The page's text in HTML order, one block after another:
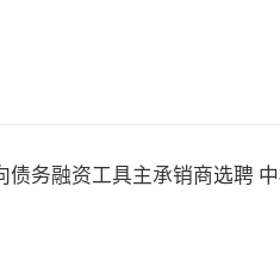
务融资工具主承销商选聘